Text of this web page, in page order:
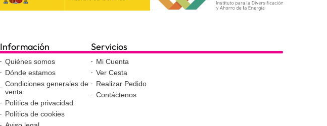
Información
Quiénes somos
Dónde estamos
Condiciones generales de
venta
Política de privacidad
Política de cookies
Servicios
Mi Cuenta
Ver Cesta
Realizar Pedido
Contáctenos